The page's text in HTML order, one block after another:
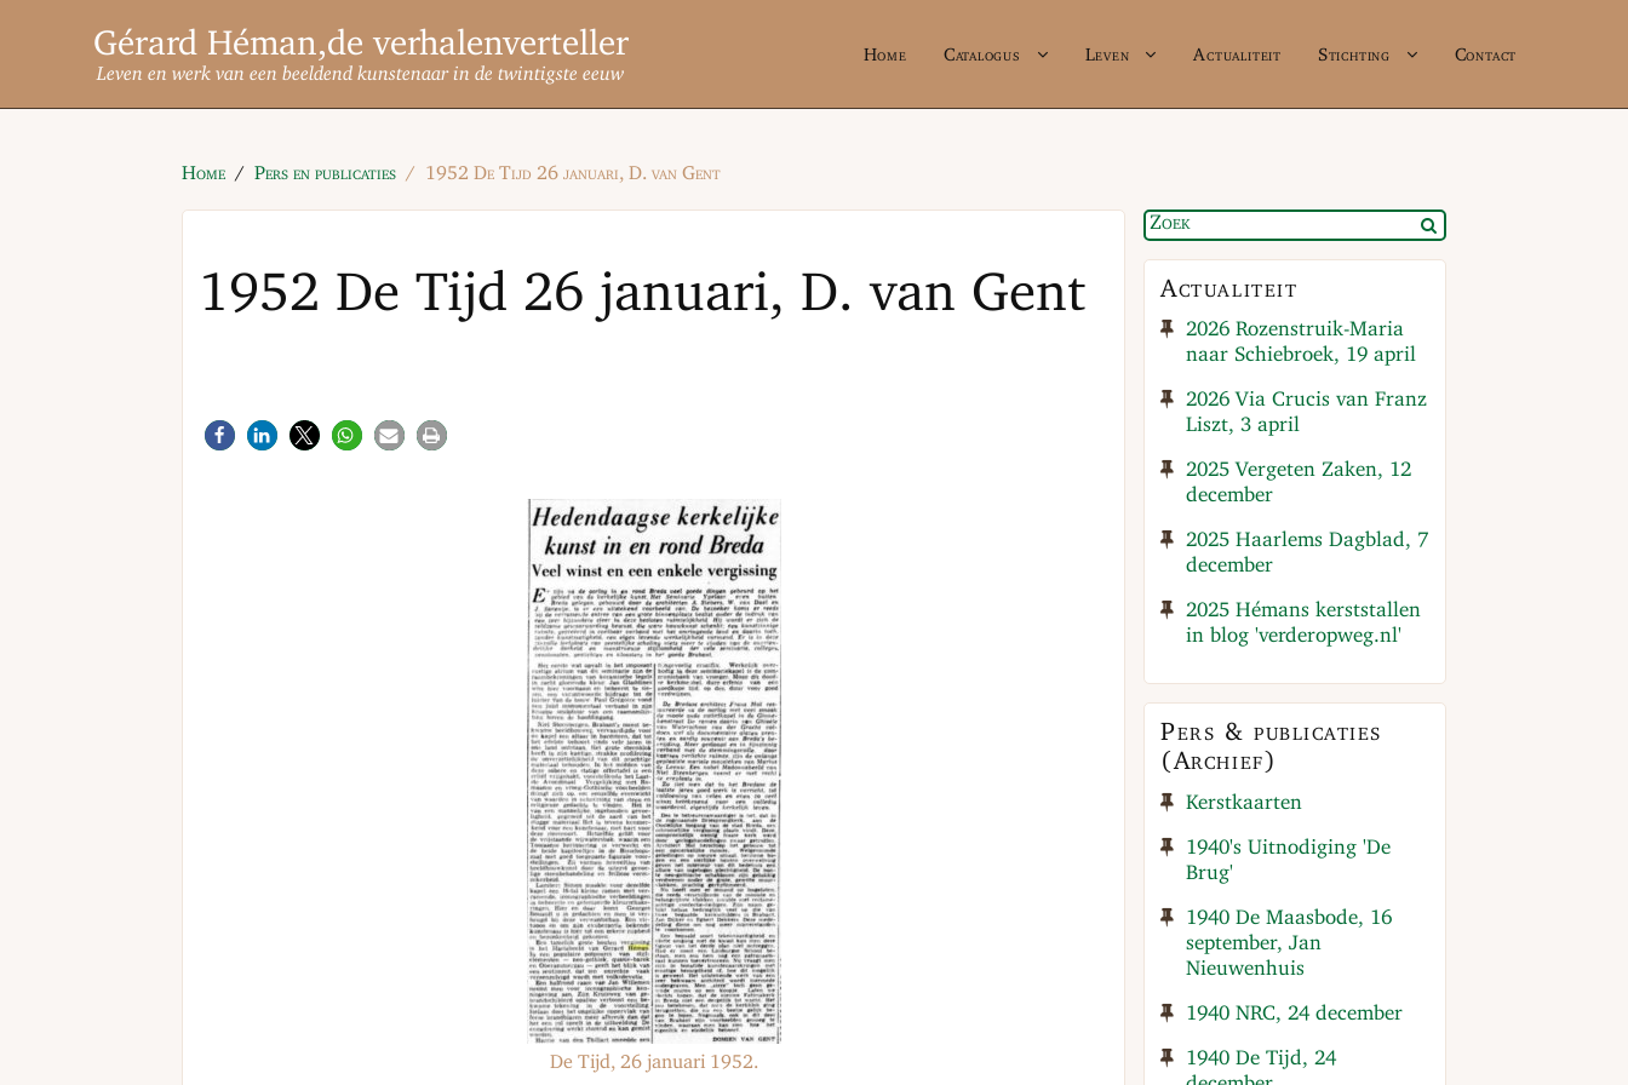
Gérard Héman
Leven en werk van een beeldend kunstenaar in de twintigste eeuw
Home Catalogus Leven Actualiteit Stichting Contact
Home Pers en publicaties 1952 De Tijd 26 januari, D. van Gent
1952 De Tijd 26 januari, D. van Gent
De Tijd, 26 januari 1952.
Actualiteit
2026 Rozenstruik-Maria
naar Schiebroek, 19 april
2026 Via Crucis van Franz
Liszt, 3 april
2025 Vergeten Zaken, 12
december
2025 Haarlems Dagblad, 7
december
2025 Hémans kerststallen
in blog 'verderopweg.nl'
Pers & publicaties
(Archief)
Kerstkaarten
1940's Uitnodiging 'De
Brug'
1940 De Maasbode, 16
september, Jan
Nieuwenhuis
1940 NRC, 24 december
1940 De Tijd, 24